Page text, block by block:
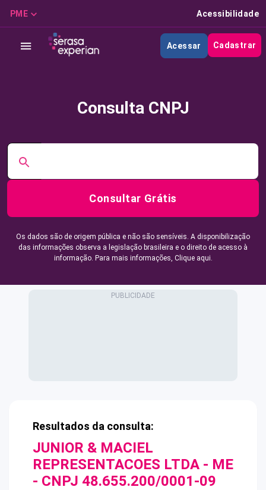
PME Acessibilidade
Acessar Cadastrar
Consulta CNPJ
Consultar Grátis
Os dados são de origem pública e não são sensíveis. A disponibilização
das informações observa a legislação brasileira e o direito de acesso à
informação. Para mais informações, Clique aqui.
Resultados da consulta:
JUNIOR & MACIEL
REPRESENTACOES LTDA - ME
- CNPJ 48.655.200/0001-09